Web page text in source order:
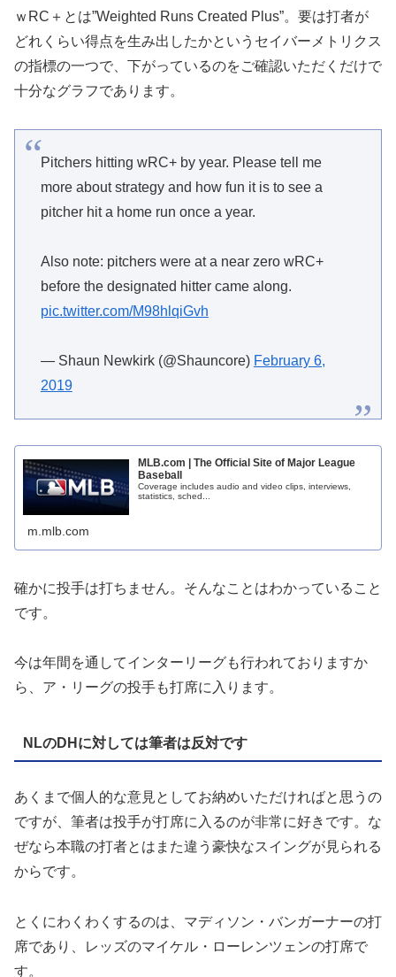
ｗRC＋とは”Weighted Runs Created Plus”。要は打者が
どれくらい得点を生み出したかというセイバーメトリクス
の指標の一つで、下がっているのをご確認いただくだけで
十分なグラフであります。
Pitchers hitting wRC+ by year. Please tell me
more about strategy and how fun it is to see a
pitcher hit a home run once a year.
Also note: pitchers were at a near zero wRC+
before the designated hitter came along.
pic.twitter.com/M98hlqiGvh
— Shaun Newkirk (@Shauncore) February 6,
2019
MLB.com | The Official Site of Major League
Baseball
Coverage includes audio and video clips, interviews,
statistics, sched...
m.mlb.com
確かに投手は打ちません。そんなことはわかっていること
です。
今は年間を通してインターリーグも行われておりますか
ら、ア・リーグの投手も打席に入ります。
NLのDHに対しては筆者は反対です
あくまで個人的な意見としてお納めいただければと思うの
ですが、筆者は投手が打席に入るのが非常に好きです。な
ぜなら本職の打者とはまた違う豪快なスイングが見られる
からです。
とくにわくわくするのは、マディソン・バンガーナーの打
席であり、レッズのマイケル・ローレンツェンの打席で
す。